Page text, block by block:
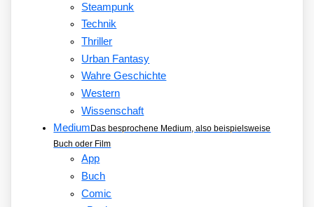
Steampunk
Technik
Thriller
Urban Fantasy
Wahre Geschichte
Western
Wissenschaft
Medium Das besprochene Medium, also beispielsweise
Buch oder Film
App
Buch
Comic